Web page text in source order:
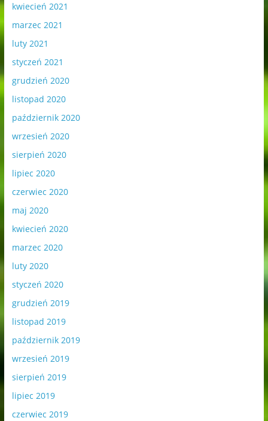
kwiecień 2021
marzec 2021
luty 2021
styczeń 2021
grudzień 2020
listopad 2020
październik 2020
wrzesień 2020
sierpień 2020
lipiec 2020
czerwiec 2020
maj 2020
kwiecień 2020
marzec 2020
luty 2020
styczeń 2020
grudzień 2019
listopad 2019
październik 2019
wrzesień 2019
sierpień 2019
lipiec 2019
czerwiec 2019